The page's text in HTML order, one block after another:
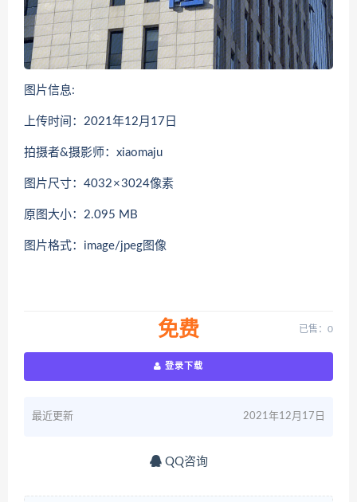
图片信息:
上传时间：2021年12月17日
拍摄者&摄影师：xiaomaju
图片尺寸：4032 × 3024像素
原图大小：2.095 MB
图片格式：image/jpeg图像
免费 已售：0
登录下载
最近更新 2021年12月17日
QQ咨询